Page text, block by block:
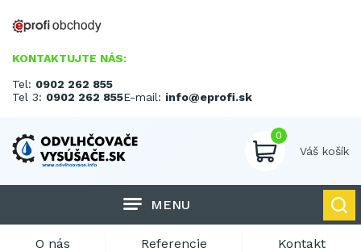
KONTAKTUJTE NÁS:
Tel: 0902 262 855
Tel 3: 0902 262 855E-mail: info@eprofi.sk
0
Váš košík
MENU
O nás Referencie Kontakt